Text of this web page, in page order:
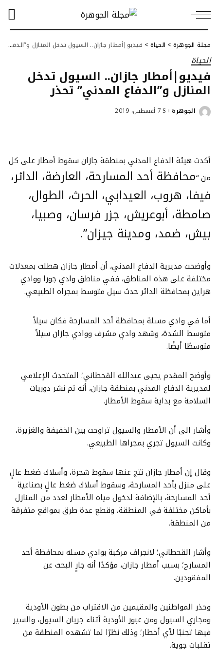
مجلة الجوهرة > الحياة > فيديو|أمطار جازان.. السيول تدخل المنازل و”الدفاع المدني” تحذر
الحياة
فيديو|أمطار جازان.. السيول تدخل
المنازل و”الدفاع المدني” تحذر
Posted
الجوهرة 7 أغسطس، 2019
أكدت هيئة الدفاع المدني بمنطقة جازان سقوط أمطار على كل
من “محافظة أحد المسارحة، العارضة، الدائر،
فيفا، هروب، العيدابي، الحرث، الطوال،
صامطة، أبوعريش، جزر فرسان، وصبيا،
بيش، ضمد، ومدينة جيزان”.
وأوضحت مديرية الدفاع المدني، أن أمطار جازان هطلت بمعدلات
مختلفة على هذه المناطق، ففي مناطق وادي جورا ووادي
هراين بمحافظة الدائر حدث سيل متوسط بمجراه الطبيعي.
أما في وادي مسلة بمحافظة أحد المسارحة فكان سيلاً
متوسط الشدة، وشهد وادي مشرف ووادي جازان سيلاً
متوسطًا أيضًا.
وأوضح المقدم يحيى عبدالله القحطاني؛ المتحدث الإعلامي
لمديرية الدفاع المدني بمنطقة جازان، أنه تم نشر دوريات
السلامة مع بداية سقوط الأمطار.
وأشار الى أن الأمطار والسيول تراوحت بين الخفيفة والغزيرة،
وكانت السيول تجري بمجراها الطبيعي.
وقال إن أمطار جازان نتج عنها سقوط شجرة، وأسلاك ضغط عالٍ
على منزل بأحد المسارحة، وسقوط أسلاك ضغط عالٍ بصناعية
أحد المسارحة، بالإضافة لدخول مياه الأمطار لعدد من المنازل
بأماكن مختلفة في المنطقة، وقطع عدة طرق بمواقع متفرقة
من المنطقة.
وأشار القحطاني؛ لانجراف مركبة بوادي مسله بمحافظة أحد
المسارح؛ بسبب أمطار جازان، مؤكدًا أنه جارٍ البحث عن
المفقودين.
وحذر المواطنين والمقيمين من الاقتراب من بطون الأودية
ومجاري السيول ومن عبور الأودية أثناء جريان السيول، والسير
فيها تجنبًا لأي أخطار؛ وذلك نظرًا لما تشهده المنطقة من
تقلبات جوية.